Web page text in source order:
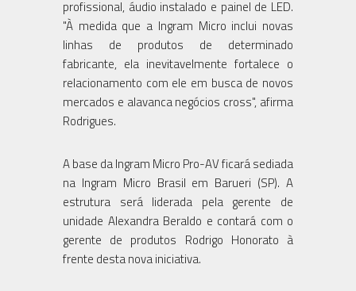
profissional, áudio instalado e painel de LED.
"À medida que a Ingram Micro inclui novas
linhas de produtos de determinado
fabricante, ela inevitavelmente fortalece o
relacionamento com ele em busca de novos
mercados e alavanca negócios cross", afirma
Rodrigues.
A base da Ingram Micro Pro-AV ficará sediada
na Ingram Micro Brasil em Barueri (SP). A
estrutura será liderada pela gerente de
unidade Alexandra Beraldo e contará com o
gerente de produtos Rodrigo Honorato à
frente desta nova iniciativa.